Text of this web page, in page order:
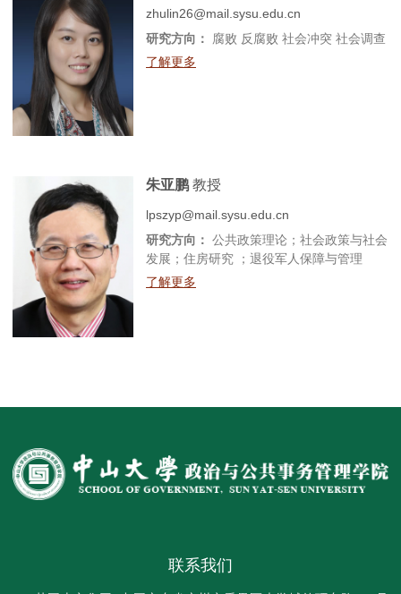
zhulin26@mail.sysu.edu.cn
研究方向：
腐败 反腐败 社会冲突 社会调查
了解更多
朱亚鹏 教授
lpszyp@mail.sysu.edu.cn
研究方向：
发展；住房研究 ；退役军人保障与管理
了解更多
联系我们